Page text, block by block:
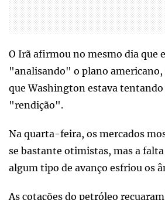
O Irã afirmou no mesmo dia que
"analisando" o plano americano,
que Washington estava tentando
"rendição".
Na quarta-feira, os mercados
se bastante otimistas, mas a
algum tipo de avanço esfriou os
As cotações do petróleo